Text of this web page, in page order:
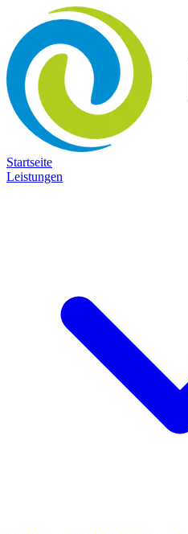
Startseite
Leistungen